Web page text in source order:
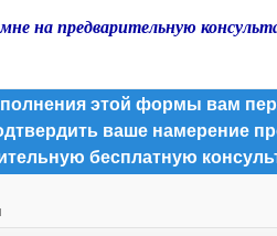
на предварительную
этой формы вам
ваше намерение
бесплатную